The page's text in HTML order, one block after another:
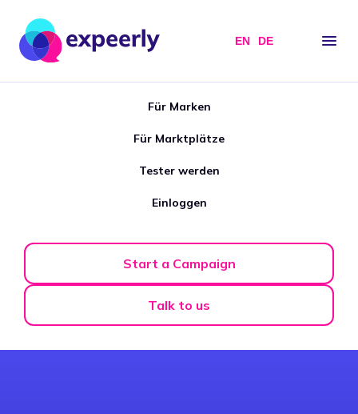
EN DE
Für Marken
Für Marktplätze
Tester werden
Einloggen
Start a Campaign
Talk to us